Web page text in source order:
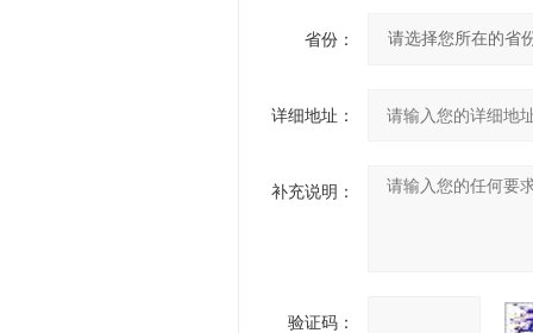
省份：
详细地址：
补充说明：
验证码：